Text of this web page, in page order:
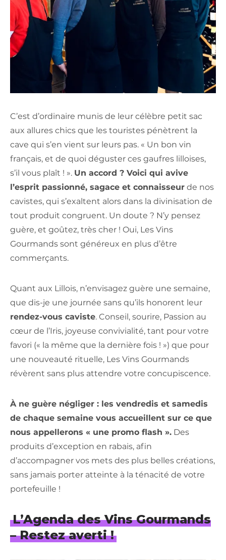
C’est d’ordinaire munis de leur célèbre petit sac
aux allures chics que les touristes pénètrent la
cave qui s’en vient sur leurs pas. « Un bon vin
français, et de quoi déguster ces gaufres lilloises,
s’il vous plaît ! ». Un accord ? Voici qui avive
l’esprit passionné, sagace et connaisseur de nos
cavistes, qui s’exaltent alors dans la divinisation de
tout produit congruent. Un doute ? N’y pensez
guère, et goûtez, très cher ! Oui, Les Vins
Gourmands sont généreux en plus d’être
commerçants.
Quant aux Lillois, n’envisagez guère une semaine,
que dis-je une journée sans qu’ils honorent leur
rendez-vous caviste. Conseil, sourire, Passion au
cœur de l’Iris, joyeuse convivialité, tant pour votre
favori (« la même que la dernière fois ! ») que pour
une nouveauté rituelle, Les Vins Gourmands
révèrent sans plus attendre votre concupiscence.
À ne guère négliger : les vendredis et samedis
de chaque semaine vous accueillent sur ce que
nous appellerons « une promo flash ». Des
produits d’exception en rabais, afin
d’accompagner vos mets des plus belles créations,
sans jamais porter atteinte à la ténacité de votre
portefeuille !
L’Agenda des Vins Gourmands
– Restez averti !